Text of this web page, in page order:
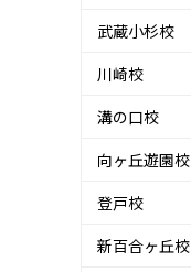
武蔵小杉校
川崎校
溝の口校
向ヶ丘遊園校
登戸校
新百合ヶ丘校